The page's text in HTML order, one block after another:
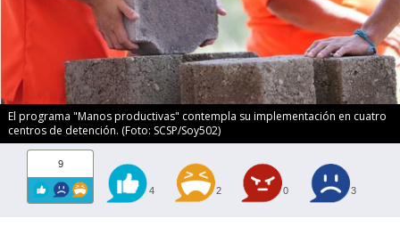
El programa "Manos productivas" contempla su implementación en cuatro
centros de detención. (Foto: SCSP/Soy502)
9
4 2 0 3